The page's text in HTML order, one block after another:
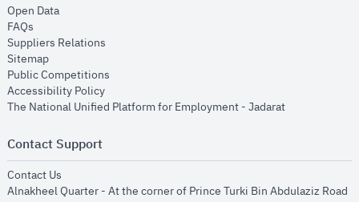
Open Dataopens in new window
FAQs
Suppliers Relations
Sitemapopens in new window
Public Competitions
Accessibility Policyopens in new window
The National Unified Platform for Employment - Jadaratopens in new
Contact Support
Contact Us
Alnakheel Quarter - At the corner of Prince Turki Bin Abdulaziz Road